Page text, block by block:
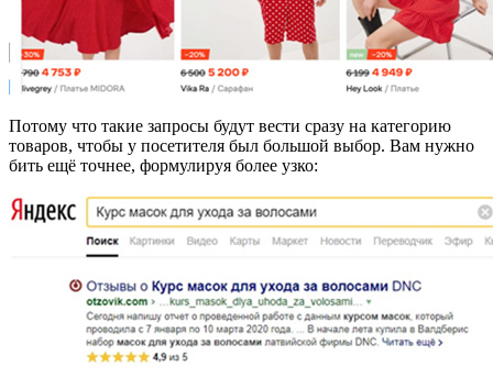
Потому что такие запросы будут вести сразу на категорию
товаров, чтобы у посетителя был большой выбор. Вам нужно
бить ещё точнее, формулируя более узко: